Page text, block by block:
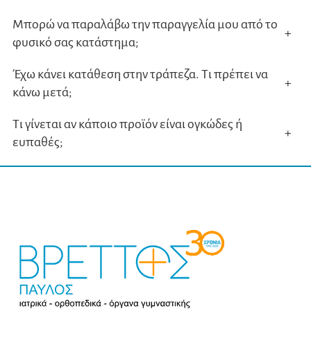
Μπορώ να παραλάβω την παραγγελία μου από το
φυσικό σας κατάστημα;
+
Έχω κάνει κατάθεση στην τράπεζα. Τι πρέπει να
κάνω μετά;
+
Τι γίνεται αν κάποιο προϊόν είναι ογκώδες ή
ευπαθές;
+